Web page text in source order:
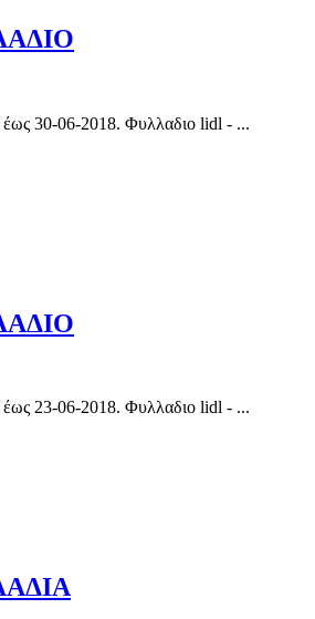
30-06-2018. Φυλλαδιο lidl - ...
23-06-2018. Φυλλαδιο lidl - ...